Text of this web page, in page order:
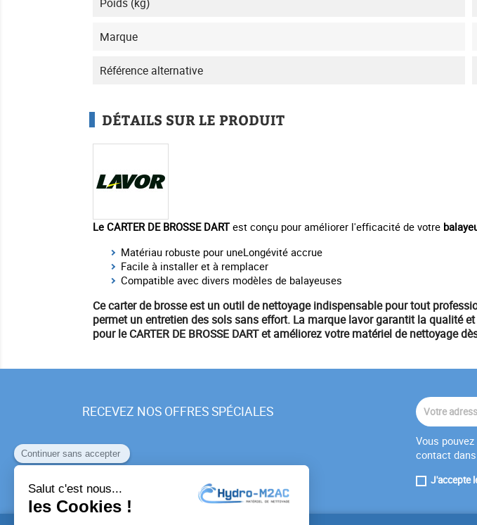
Marque
Référence alternative
DÉTAILS SUR LE PRODUIT
Le CARTER DE BROSSE DART est conçu pour améliorer l'efficacité de votre
Matériau robuste pour uneLongévité accrue
Facile à installer et à remplacer
Compatible avec divers modèles de balayeuses
Ce carter de brosse est unoutil de nettoyageindispensable pour tout
permet unentretien des solssans effort. La marquelavorgarantit la qualité et
pour leCARTER DE BROSSE DARTet améliorez votrematérielde nettoyage
RECEVEZ NOS OFFRES SPÉCIALES
Vous
contact
J'accepte